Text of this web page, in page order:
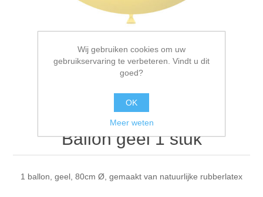
Ballon geel 1 stuk
1 ballon, geel, 80cm Ø, gemaakt van natuurlijke rubberlatex
Wij gebruiken cookies om uw
gebruikservaring te verbeteren. Vindt u dit
goed?
OK
Meer weten